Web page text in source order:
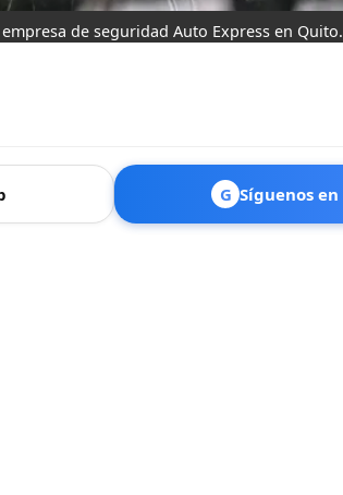
de seguridad Auto Express en Quito.
G Síguenos